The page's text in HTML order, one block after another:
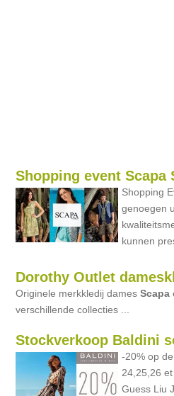
Shopping event Scapa
Shopping
genoegen
kunnen
Dorothy Outlet
Originele merkkledij damesScapa
verschillende collecties ...
Stockverkoop Baldini
-20% op
24,25,26
Guess Liu